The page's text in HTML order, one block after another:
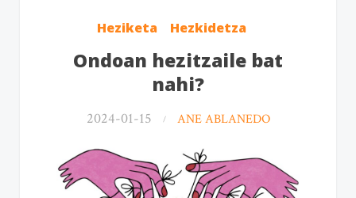
Heziketa Hezkidetza
Ondoan hezitzaile bat
nahi?
2024-01-15 ANE ABLANEDO